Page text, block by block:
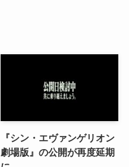
『シン・エヴァンゲリオン
劇場版』の公開が再度延期